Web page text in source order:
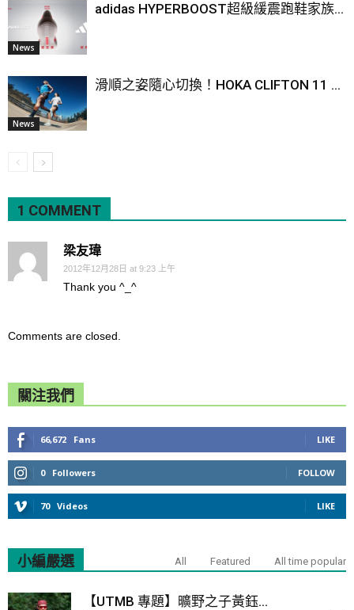
News
adidas HYPERBOOST超級緩震跑鞋家族...
News
滑順之姿隨心切換！HOKA CLIFTON 11 ...
1 COMMENT
梁友瑋
2012年12月28日 at 9:23 上午
Thank you ^_^
Comments are closed.
關注我們
66,672 Fans LIKE
0 Followers FOLLOW
70 Videos LIKE
小編嚴選 All Featured All time popular
【UTMB 專題】曠野之子黃鈺...